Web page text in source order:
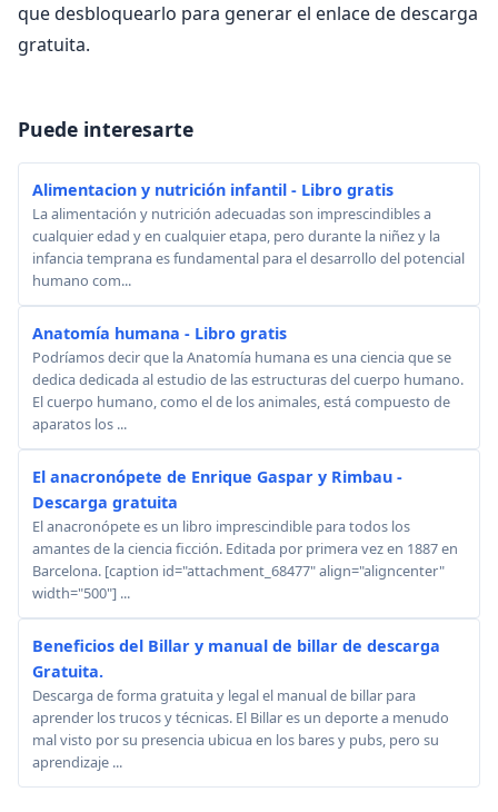
que desbloquearlo para generar el enlace de descarga
gratuita.
Puede interesarte
Alimentacion y nutrición infantil - Libro gratis
La alimentación y nutrición adecuadas son imprescindibles a
cualquier edad y en cualquier etapa, pero durante la niñez y la
infancia temprana es fundamental para el desarrollo del potencial
humano com...
Anatomía humana - Libro gratis
Podríamos decir que la Anatomía humana es una ciencia que se
dedica dedicada al estudio de las estructuras del cuerpo humano.
El cuerpo humano, como el de los animales, está compuesto de
aparatos los ...
El anacronópete de Enrique Gaspar y Rimbau -
Descarga gratuita
El anacronópete es un libro imprescindible para todos los
amantes de la ciencia ficción. Editada por primera vez en 1887 en
Barcelona. [caption id="attachment_68477" align="aligncenter"
width="500"] ...
Beneficios del Billar y manual de billar de descarga
Gratuita.
Descarga de forma gratuita y legal el manual de billar para
aprender los trucos y técnicas. El Billar es un deporte a menudo
mal visto por su presencia ubicua en los bares y pubs, pero su
aprendizaje ...